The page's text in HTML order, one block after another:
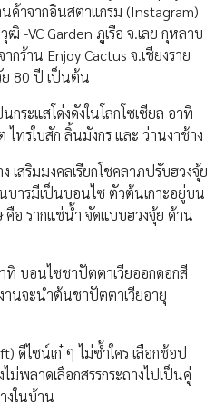
ค้าจากอินสตาแกรม (Instagram)
-VC Garden ภูเรือ จ.เลย กุหลาบ
ร้าน Enjoy Cactus จ.เชียงราย
80 ปี เป็นต้น
ระแสโด่งดังในโลกโซเซียล อาทิ
ไทรใบสัก ลิ้นมังกร และ ว่านงาช้าง
เสริมมงคลเรียกโชคลาภปรับฮวงจุ้ย
บารมีเป็นบอนไซ ตัวต้นเกาะอยู่บน
อ รากแช่น้ำ จัดแบบฮวงจุ้ย ด้าน
บอนไซชาปัตตาเวียออกดอกสี
นจะนำต้นชาปัตตาเวียอายุ
ดีไซน์เก๋ ๆ ไม่ซ้ำใคร เลือกช้อป
พลาดเลือกสรรกระถางไปเป็นคู่
งในบ้าน